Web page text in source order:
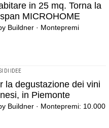
in 25 mq. Torna la
MICROHOME
Buildner · Montepremi
DI IDEE
la degustazione dei vini
in Piemonte
Buildner · Montepremi: 10.000